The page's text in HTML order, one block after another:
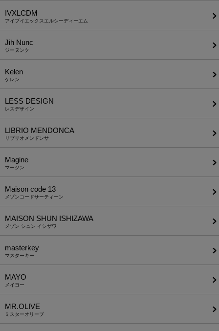
IVXLCDM
アイブイエックスエルシーディーエム
Jih Nunc
ジーヌンク
Kelen
ケレン
LESS DESIGN
レスデザイン
LIBRIO MENDONCA
リブリオメンドンサ
Magine
マージン
Maison code 13
メゾンコードサーティーン
MAISON SHUN ISHIZAWA
メゾン シュン イシザワ
masterkey
マスターキー
MAYO
メイヨー
MR.OLIVE
ミスターオリーブ